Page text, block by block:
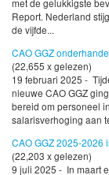
met de gelukkigste
Report. Nederland
de vijfde...
CAO GGZ
(22,655 x gelezen)
19 februari 2025 -
nieuwe CAO GGZ
bereid om personeel
salarisverhoging aan
CAO GGZ 2025-2026
(22,203 x gelezen)
9 juli 2025 - In maart